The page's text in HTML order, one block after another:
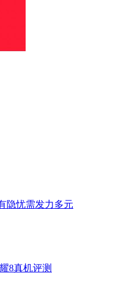
隐忧需发力多元
8真机评测